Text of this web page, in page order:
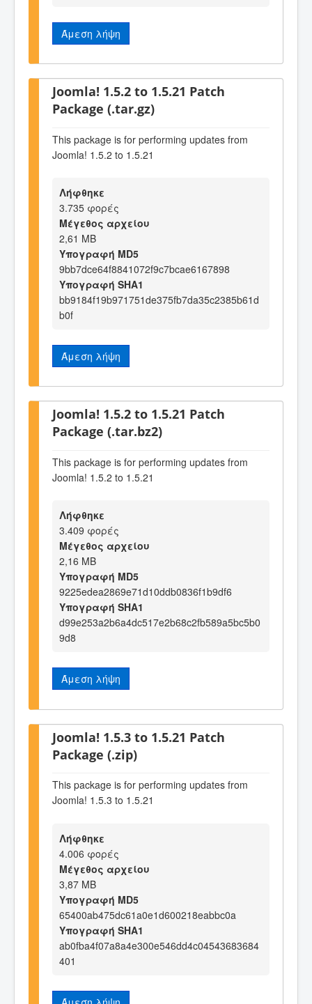
Άμεση λήψη
Joomla! 1.5.2 to 1.5.21 Patch
Package (.tar.gz)
This package is for performing updates from
Joomla! 1.5.2 to 1.5.21
Λήφθηκε
3.735 φορές
Μέγεθος αρχείου
2,61 MB
Υπογραφή MD5
9bb7dce64f8841072f9c7bcae6167898
Υπογραφή SHA1
bb9184f19b971751de375fb7da35c2385b61d
b0f
Άμεση λήψη
Joomla! 1.5.2 to 1.5.21 Patch
Package (.tar.bz2)
This package is for performing updates from
Joomla! 1.5.2 to 1.5.21
Λήφθηκε
3.409 φορές
Μέγεθος αρχείου
2,16 MB
Υπογραφή MD5
9225edea2869e71d10ddb0836f1b9df6
Υπογραφή SHA1
d99e253a2b6a4dc517e2b68c2fb589a5bc5b0
9d8
Άμεση λήψη
Joomla! 1.5.3 to 1.5.21 Patch
Package (.zip)
This package is for performing updates from
Joomla! 1.5.3 to 1.5.21
Λήφθηκε
4.006 φορές
Μέγεθος αρχείου
3,87 MB
Υπογραφή MD5
65400ab475dc61a0e1d600218eabbc0a
Υπογραφή SHA1
ab0fba4f07a8a4e300e546dd4c04543683684
401